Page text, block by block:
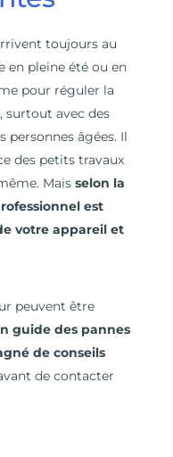
toujours au
en pleine été ou en
pour réguler la
surtout avec des
personnes âgées. Il
des petits travaux
Mais selon la
est
votre appareil et
peuvent être
guide des pannes
de conseils
de contacter